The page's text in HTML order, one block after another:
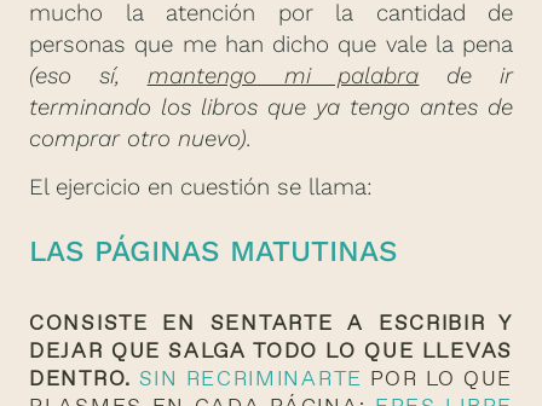
mucho la atención por la cantidad de
personas que me han dicho que vale la pena
(eso sí, mantengo mi palabra de ir
terminando los libros que ya tengo antes de
comprar otro nuevo).
El ejercicio en cuestión se llama:
LAS PÁGINAS MATUTINAS
CONSISTE EN SENTARTE A ESCRIBIR Y
DEJAR QUE SALGA TODO LO QUE LLEVAS
DENTRO. SIN RECRIMINARTE POR LO QUE